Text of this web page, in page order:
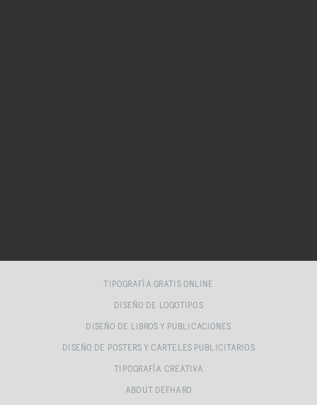
TIPOGRAFÍA GRATIS ONLINE
DISEÑO DE LOGOTIPOS
DISEÑO DE LIBROS Y PUBLICACIONES
DISEÑO DE POSTERS Y CARTELES PUBLICITARIOS
TIPOGRAFÍA CREATIVA
ABOUT DEFHARO